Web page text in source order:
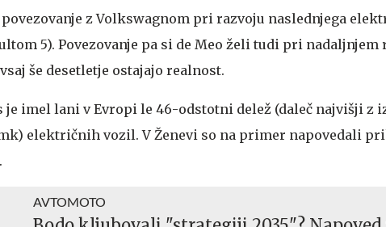
z Volkswagnom pri razvoju naslednjega
5). Povezovanje pa si de Meo želi tudi pri nadaljnjem
še desetletje ostajajo realnost.
imel lani v Evropi le 46-odstotni delež (daleč najvišji z
električnih vozil. V Ženevi so na primer napovedali
AVTOMOTO